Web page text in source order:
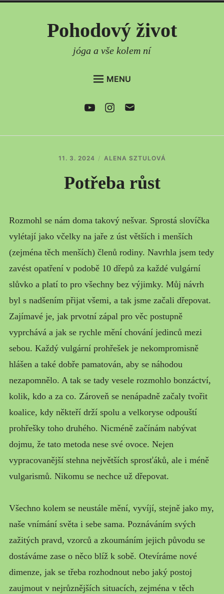
Pohodový život
jóga a vše kolem ní
MENU
ČLÁNKY
PRAVIDELNÉ LEKCE
MŮJ PŘÍBĚH
YoutubeInstagram
e-
11. 3. 2024 ALENA SZTULOVÁ
Potřeba růst
Rozmohl se nám doma takový nešvar. Sprostá slovíčka
vylétají jako včelky na jaře z úst větších i menších
(zejména těch menších) členů rodiny. Navrhla jsem tedy
zavést opatření v podobě 10 dřepů za každé vulgární
slůvko a platí to pro všechny bez výjimky. Můj návrh
byl s nadšením přijat všemi, a tak jsme začali dřepovat.
Zajímavé je, jak prvotní zápal pro věc postupně
vyprchává a jak se rychle mění chování jedinců mezi
sebou. Každý vulgární prohřešek je nekompromisně
hlášen a také dobře pamatován, aby se náhodou
nezapomnělo. A tak se tady vesele rozmohlo bonzáctví,
kolik, kdo a za co. Zároveň se nenápadně začaly tvořit
koalice, kdy někteří drží spolu a velkoryse odpouští
prohřešky toho druhého. Nicméně začínám nabývat
dojmu, že tato metoda nese své ovoce. Nejen
vypracovanější stehna největších sprosťáků, ale i méně
vulgarismů. Nikomu se nechce už dřepovat.
Všechno kolem se neustále mění, vyvíjí, stejně jako my,
naše vnímání světa i sebe sama. Poznáváním svých
zažitých pravd, vzorců a zkoumáním jejich původu se
dostáváme zase o něco blíž k sobě. Otevíráme nové
dimenze, jak se třeba rozhodnout nebo jaký postoj
zaujmout v nejrůznějších situacích, zejména v těch